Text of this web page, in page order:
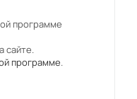
программе
сайте.
программе.